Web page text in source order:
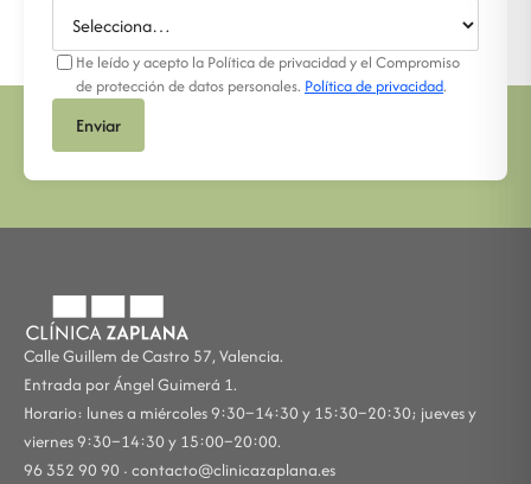
He leído y acepto la Política de privacidad y el Compromiso
de protección de datos personales. Política de privacidad.
Enviar
Calle Guillem de Castro 57, Valencia.
Entrada por Ángel Guimerá 1.
Horario: lunes a miércoles 9:30–14:30 y 15:30–20:30; jueves y
viernes 9:30–14:30 y 15:00–20:00.
96 352 90 90 · contacto@clinicazaplana.es